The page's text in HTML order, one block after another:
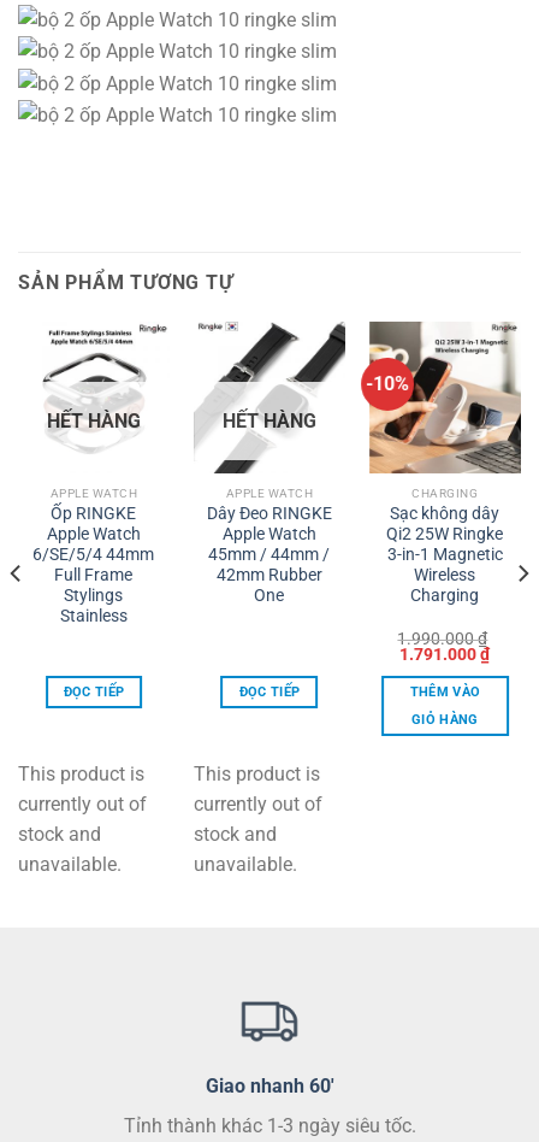
SẢN PHẨM TƯƠNG TỰ
HẾT HÀNG
APPLE WATCH
Ốp RINGKE
Apple Watch
6/SE/5/4 44mm
Full Frame
Stylings
Stainless
ĐỌC TIẾP
This product is
currently out of
stock and
unavailable.
HẾT HÀNG
APPLE WATCH
Dây Đeo RINGKE
Apple Watch
45mm / 44mm /
42mm Rubber
One
ĐỌC TIẾP
This product is
currently out of
stock and
unavailable.
-10%
CHARGING
Sạc không dây
Qi2 25W Ringke
3-in-1 Magnetic
Wireless
Charging
1.990.000₫
Giá
là:
1.990.000 ₫.
1.791.000₫Giá
hiện
tại
THÊM VÀO
GIỎ HÀNG
Giao nhanh 60'
Tỉnh thành khác 1-3 ngày siêu tốc.